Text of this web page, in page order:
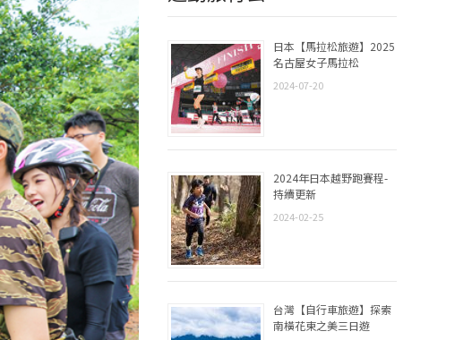
日本【馬拉松旅遊】2025
名古屋女子馬拉松
2024-07-20
2024年日本越野跑賽程-
持續更新
2024-02-25
台灣【自行車旅遊】探索
南橫花東之美三日遊